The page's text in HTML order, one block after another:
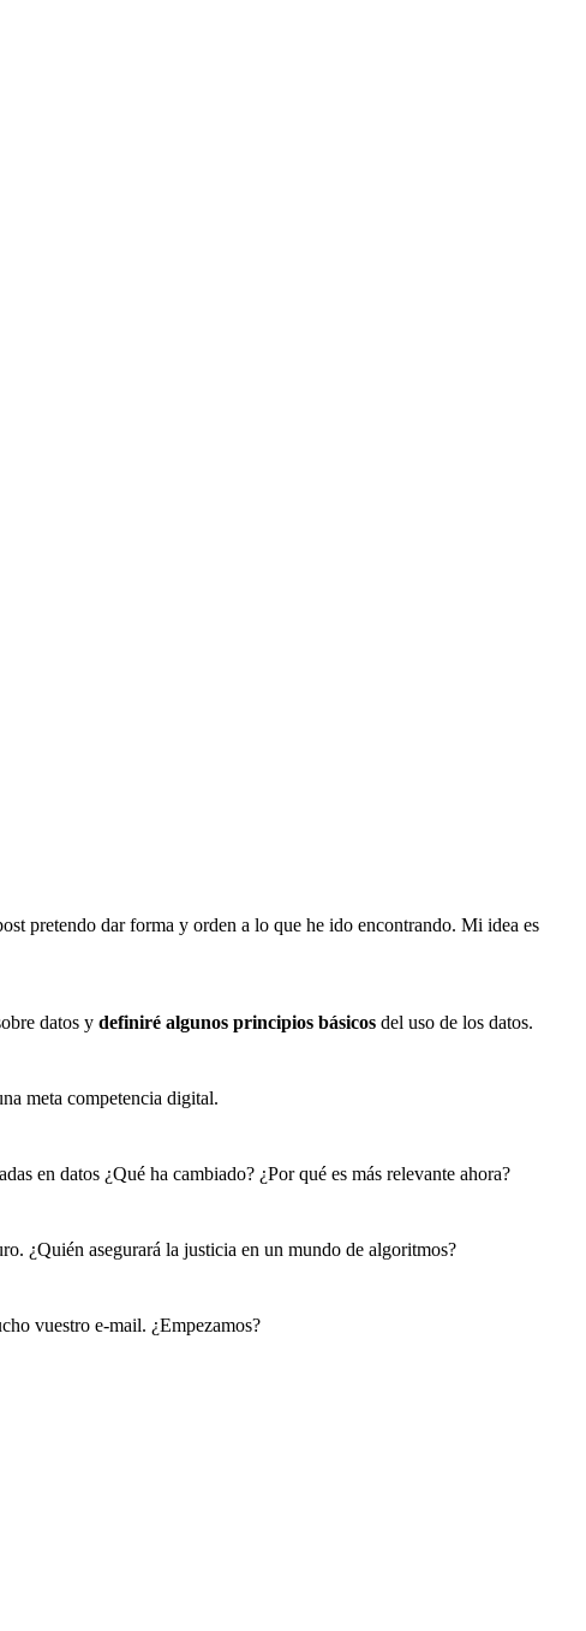
pretendo dar forma y orden a lo que he ido encontrando. Mi idea es
datos y definiré algunos principios básicos del uso de los datos.
meta competencia digital.
en datos ¿Qué ha cambiado? ¿Por qué es más relevante ahora?
¿Quién asegurará la justicia en un mundo de algoritmos?
vuestro e-mail. ¿Empezamos?